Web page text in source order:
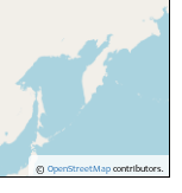
© OpenStreetMapcontributors.